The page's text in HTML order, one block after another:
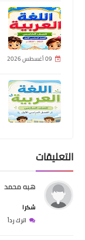
09 أغسطس 2026
التعليقات
هبه محمد
شكرا
اترك رداً